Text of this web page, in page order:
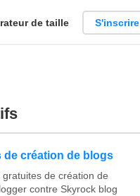
de taille S'inscrire
de création de blogs
de création de
contre Skyrock blog